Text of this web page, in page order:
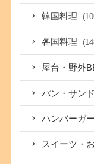
韓国料理
各国料理
屋台・野外
パン・サン
ハンバーガー
スイーツ・